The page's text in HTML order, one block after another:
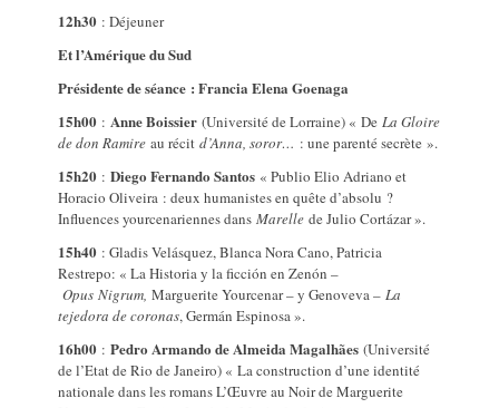
12h30 : Déjeuner
Et l’Amérique du Sud
Présidente de séance : Francia Elena Goenaga
15h00 : Anne Boissier (Université de Lorraine) « DeLa Gloire
de don Ramire au récitd’Anna, soror… : une parenté secrète ».
15h20 : Diego Fernando Santos « Publio Elio Adriano et
Horacio Oliveira : deux humanistes en quête d’absolu ?
Influences yourcenariennes dansMarellede Julio Cortázar ».
15h40 : Gladis Velásquez, Blanca Nora Cano, Patricia
Restrepo: « La Historia y la ficción en Zenón –
Opus Nigrum, Marguerite Yourcenar – y Genoveva –La
tejedora de coronas, Germán Espinosa ».
16h00 : Pedro Armando de Almeida Magalhães (Université
de l’Etat de Rio de Janeiro) « La construction d’une identité
nationale dans les romans L’Œuvre au Noir de Marguerite